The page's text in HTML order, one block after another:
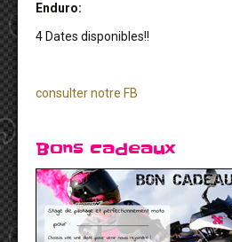
Enduro:
4 Dates disponibles!!
consulter notre FB
Bons cadeaux